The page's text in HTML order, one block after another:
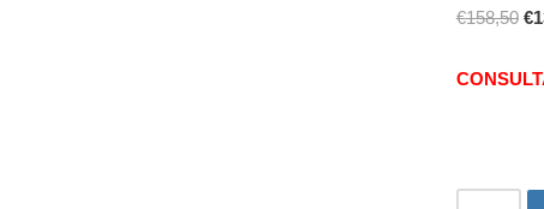
€158,50 €